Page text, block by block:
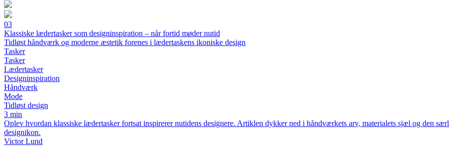
03
Klassiske lædertasker som designinspiration – når fortid møder nutid
Tidløst håndværk og moderne æstetik forenes i lædertaskens ikoniske design
Tasker
Tasker
Lædertasker
Designinspiration
Håndværk
Mode
Tidløst design
3 min
Oplev hvordan klassiske lædertasker fortsat inspirerer nutidens designere. Artiklen dykker ned i håndværkets arv, materialets sjæl og den
designikon.
Victor Lund